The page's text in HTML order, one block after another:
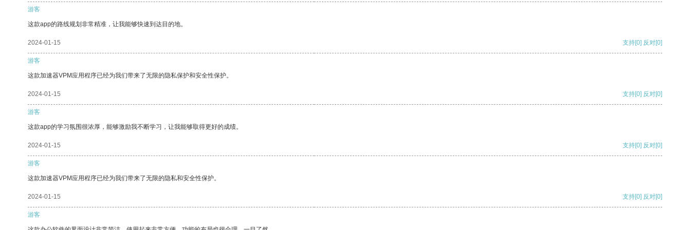
游客
这款app的路线规划非常精准，让我能够快速到达目的地。
2024-01-15 支持[0] 反对[0]
游客
这款加速器VPM应用程序已经为我们带来了无限的隐私保护和安全性保护。
2024-01-15 支持[0] 反对[0]
游客
这款app的学习氛围很浓厚，能够激励我不断学习，让我能够取得更好的成绩。
2024-01-15 支持[0] 反对[0]
游客
这款加速器VPM应用程序已经为我们带来了无限的隐私和安全性保护。
2024-01-15 支持[0] 反对[0]
游客